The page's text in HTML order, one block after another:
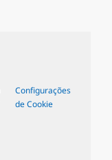
Configurações
de Cookie